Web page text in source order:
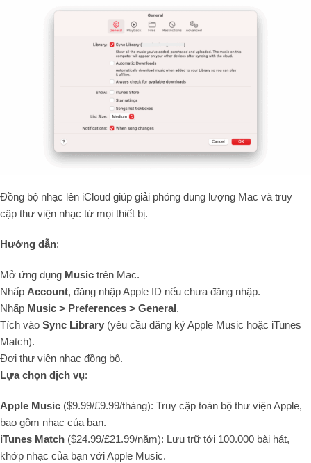
Đồng bộ nhạc lên iCloud giúp giải phóng dung lượng Mac và truy
cập thư viện nhạc từ mọi thiết bị.
Hướng dẫn:
Mở ứng dụng Music trên Mac.
Nhấp Account, đăng nhập Apple ID nếu chưa đăng nhập.
Nhấp Music > Preferences > General.
Tích vào Sync Library (yêu cầu đăng ký Apple Music hoặc iTunes
Match).
Đợi thư viện nhạc đồng bộ.
Lựa chọn dịch vụ:
Apple Music ($9.99/£9.99/tháng): Truy cập toàn bộ thư viện Apple,
bao gồm nhạc của bạn.
iTunes Match ($24.99/£21.99/năm): Lưu trữ tới 100.000 bài hát,
khớp nhạc của bạn với Apple Music.